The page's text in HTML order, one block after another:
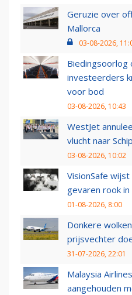
Geruzie over
Mallorca
03-08-2026,
Biedingsoorlog
investeerders
voor bod
03-08-2026, 10:43
WestJet
vlucht naar
03-08-2026, 10:02
VisionSafe
gevaren rook
01-08-2026, 8:00
Donkere
prijsvechter
31-07-2026, 22:01
Malaysia
aangehouden